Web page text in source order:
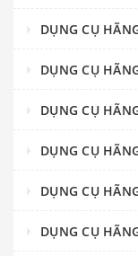
DỤNG CỤ
DỤNG CỤ
DỤNG CỤ
DỤNG CỤ
DỤNG CỤ
DỤNG CỤ